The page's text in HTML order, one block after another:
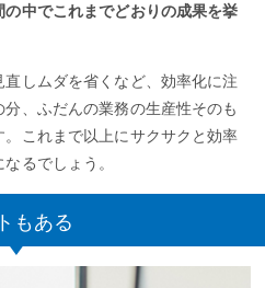
中でこれまでどおりの成果を挙
しムダを省くなど、効率化に注
、ふだんの業務の生産性そのも
これまで以上にサクサクと効率
るでしょう。
もある